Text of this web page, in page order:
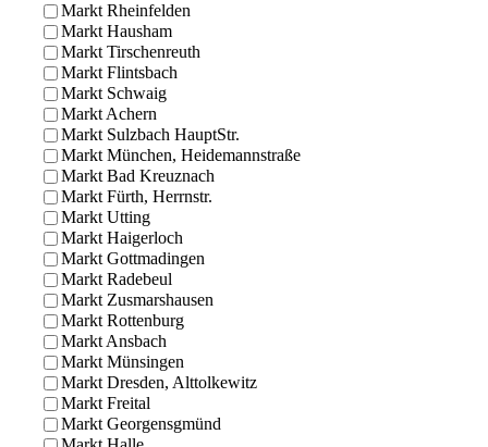
Markt Rheinfelden
Markt Hausham
Markt Tirschenreuth
Markt Flintsbach
Markt Schwaig
Markt Achern
Markt Sulzbach HauptStr.
Markt München, Heidemannstraße
Markt Bad Kreuznach
Markt Fürth, Herrnstr.
Markt Utting
Markt Haigerloch
Markt Gottmadingen
Markt Radebeul
Markt Zusmarshausen
Markt Rottenburg
Markt Ansbach
Markt Münsingen
Markt Dresden, Alttolkewitz
Markt Freital
Markt Georgensgmünd